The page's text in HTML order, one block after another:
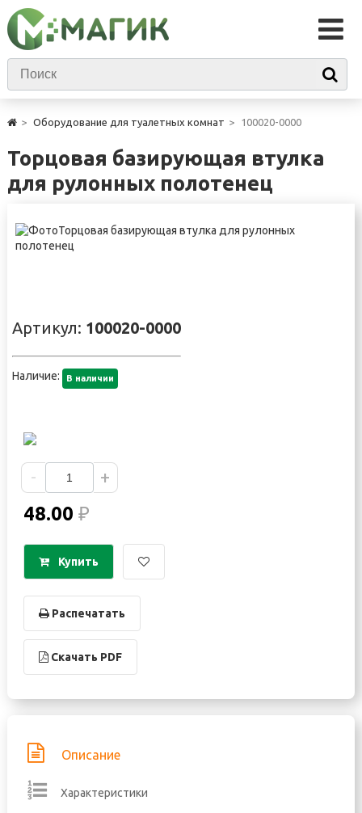
Оборудование для туалетных комнат 100020-0000
Торцовая базирующая втулка
для рулонных полотенец
Артикул: 100020-0000
Наличие: В наличии
- +
48.00 ₽
Купить
Распечатать
Скачать PDF
Описание
Характеристики